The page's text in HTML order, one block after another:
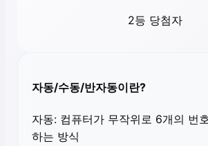
2등 당첨자
자동/수동/반자동이란?
자동: 컴퓨터가 무작위로 6개의 번
하는 방식